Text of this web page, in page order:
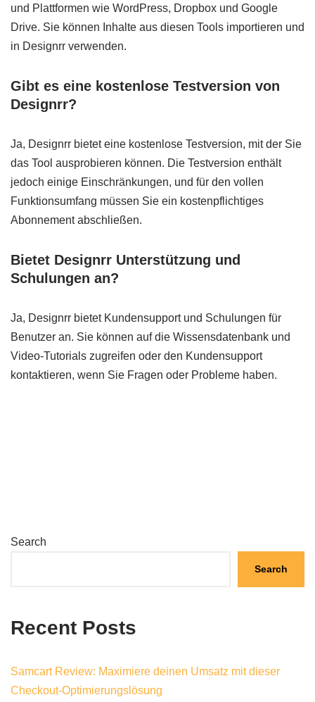
und Plattformen wie WordPress, Dropbox und Google
Drive. Sie können Inhalte aus diesen Tools importieren und
in Designrr verwenden.
Gibt es eine kostenlose Testversion von
Designrr?
Ja, Designrr bietet eine kostenlose Testversion, mit der Sie
das Tool ausprobieren können. Die Testversion enthält
jedoch einige Einschränkungen, und für den vollen
Funktionsumfang müssen Sie ein kostenpflichtiges
Abonnement abschließen.
Bietet Designrr Unterstützung und
Schulungen an?
Ja, Designrr bietet Kundensupport und Schulungen für
Benutzer an. Sie können auf die Wissensdatenbank und
Video-Tutorials zugreifen oder den Kundensupport
kontaktieren, wenn Sie Fragen oder Probleme haben.
Search
Search
Recent Posts
Samcart Review: Maximiere deinen Umsatz mit dieser
Checkout-Optimierungslösung